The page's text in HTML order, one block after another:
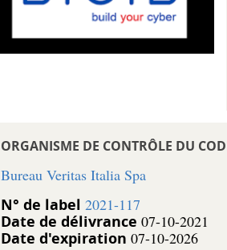
ORGANISME DE CONTRÔLE DU
Bureau Veritas Italia Spa
N° de label 2021-117
Date de délivrance 07-10-2021
Date d'expiration 07-10-2026